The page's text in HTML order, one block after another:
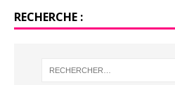
RECHERCHE :